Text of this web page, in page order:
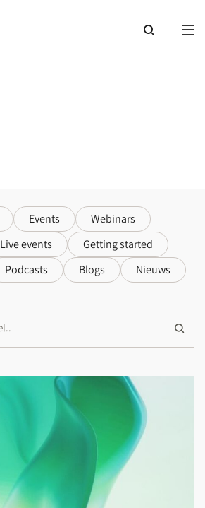
Events
Webinars
Live events
Getting started
Podcasts Blogs
Nieuws